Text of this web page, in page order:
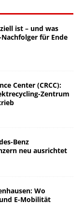
ist – und was
für Ende
Center (CRCC):
Zentrum
Benz
neu ausrichtet
Wo
E-Mobilität